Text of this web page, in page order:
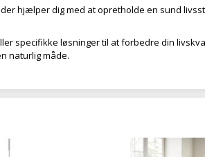
der hjælper dig med at opretholde en sund
specifikke løsninger til at forbedre din
naturlig måde.